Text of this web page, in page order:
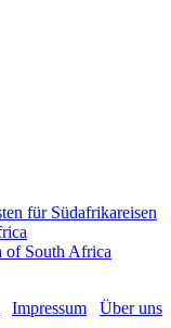
Impressum Über uns